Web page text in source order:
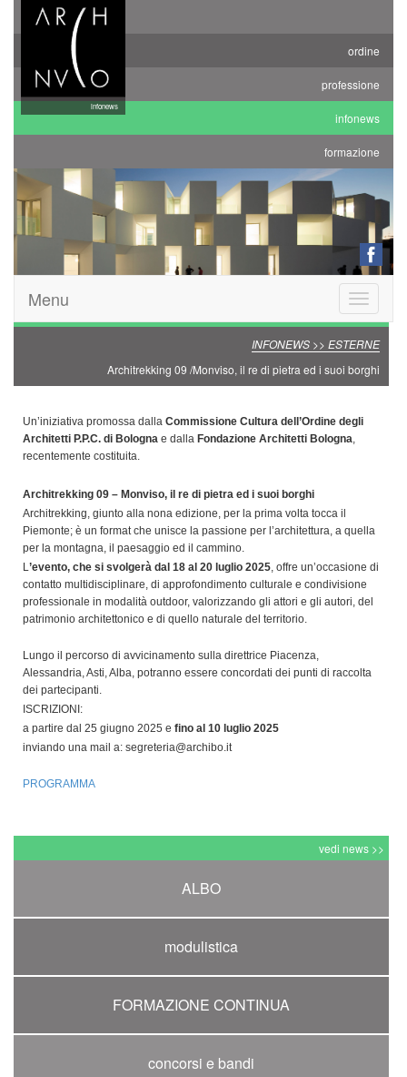
ordine
professione
infonews
formazione
infonews
Toggle
Menu
INFONEWS >> ESTERNE
Architrekking 09 /Monviso, il re di pietra ed i suoi borghi
Un’iniziativa promossa dalla Commissione Cultura dell’Ordine degli
Architetti P.P.C. di Bologna e dalla Fondazione Architetti Bologna,
recentemente costituita.
Architrekking 09 – Monviso, il re di pietra ed i suoi borghi
Architrekking, giunto alla nona edizione, per la prima volta tocca il
Piemonte; è un format che unisce la passione per l’architettura, a quella
per la montagna, il paesaggio ed il cammino.
L’evento, che si svolgerà dal 18 al 20 luglio 2025, offre un’occasione di
contatto multidisciplinare, di approfondimento culturale e condivisione
professionale in modalità outdoor, valorizzando gli attori e gli autori, del
patrimonio architettonico e di quello naturale del territorio.
Lungo il percorso di avvicinamento sulla direttrice Piacenza,
Alessandria, Asti, Alba, potranno essere concordati dei punti di raccolta
dei partecipanti.
ISCRIZIONI:
a partire dal 25 giugno 2025 e fino al 10 luglio 2025
inviando una mail a: segreteria@archibo.it
PROGRAMMA
vedi news >>
ALBO
modulistica
FORMAZIONE CONTINUA
concorsi e bandi